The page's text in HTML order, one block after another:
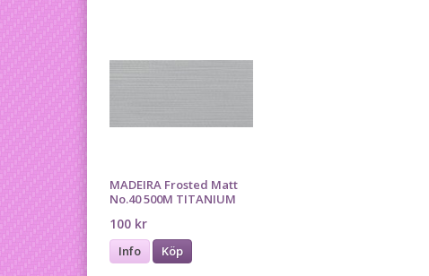
MADEIRA Frosted Matt
No.40 500M TITANIUM
100 kr
Info Köp